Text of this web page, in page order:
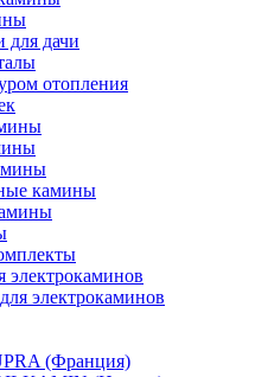
дачи
отопления
камины
электрокаминов
электрокаминов
(Франция)